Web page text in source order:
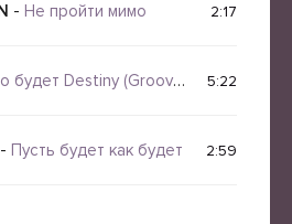
- Не пройти мимо 2:17
Destiny (Groove BooRemix 2026) 5:22
- Пусть будет как будет 2:59